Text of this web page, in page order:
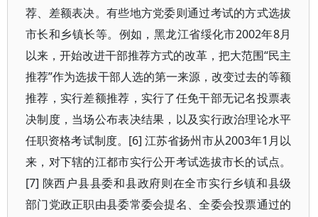
荐、差额表决。有些地方党委则通过考试的方式选拔
市长和乡镇长等。例如，黑龙江省绥化市2002年8月
以来，开始改进干部推荐方式的改革，把大范围“民主
推荐”作为选拔干部人选的第一来源，改变过去的等额
推荐，实行差额推荐，实行了任免干部无记名投票表
决制度，当场公布表决结果，以及实行政治理论水平
任职资格考试制度。[6] 江苏省扬州市从2003年1月以
来，对下辖的江都市实行公开考试选拔市长的试点。
[7] 陕西户县县委和县政府则在全市实行乡镇和县级
部门党政正职由县委常委会提名、全委会投票通过的